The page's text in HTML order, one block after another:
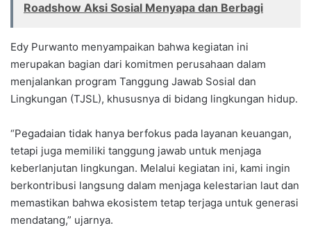
Roadshow Aksi Sosial Menyapa dan Berbagi
Edy Purwanto menyampaikan bahwa kegiatan ini
merupakan bagian dari komitmen perusahaan dalam
menjalankan program Tanggung Jawab Sosial dan
Lingkungan (TJSL), khususnya di bidang lingkungan hidup.
“Pegadaian tidak hanya berfokus pada layanan keuangan,
tetapi juga memiliki tanggung jawab untuk menjaga
keberlanjutan lingkungan. Melalui kegiatan ini, kami ingin
berkontribusi langsung dalam menjaga kelestarian laut dan
memastikan bahwa ekosistem tetap terjaga untuk generasi
mendatang,” ujarnya.